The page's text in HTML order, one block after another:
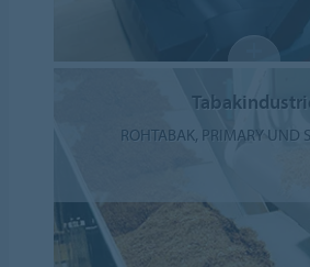
ROHTABAK, PRIMARY UND